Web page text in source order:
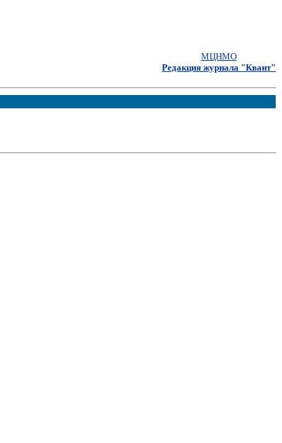
МЦНМО
Редакция журнала "Квант"